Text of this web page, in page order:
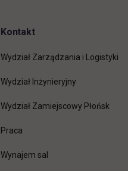
Kontakt
Wydział Zarządzania i Logistyki
Wydział Inżynieryjny
Wydział Zamiejscowy Płońsk
Praca
Wynajem sal